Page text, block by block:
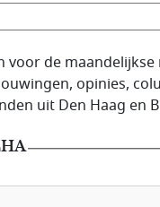
van de abonnee.
voor de
opinies,
uit Den Haag en